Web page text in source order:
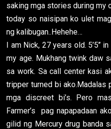
saking mga stories during my
today so naisipan ko ulet
ng kalibugan..Hehehe…
I am Nick, 27 years old. 5’5’’
my age. Mukhang twink daw
sa work. Sa call center kasi
tripper turned bi ako.Madalas
mga discreet bi’s. Pero
Farmer’s pag napapadaan
gilid ng Mercury drug banda